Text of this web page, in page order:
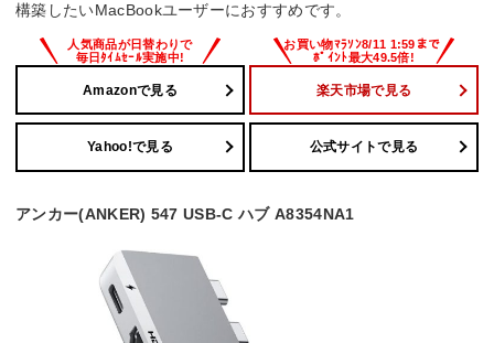
構築したいMacBookユーザーにおすすめです。
Amazonで見る 楽天市場で見る
Yahoo!で見る 公式サイトで見る
アンカー(ANKER) 547 USB-C ハブ A8354NA1